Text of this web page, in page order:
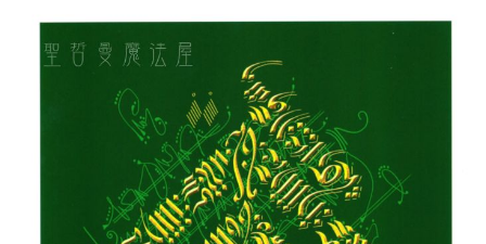
7-11取貨付款
每筆NT$80，滿NT$3,000(含以上)免運費
賣家宅配幫您送（台灣）
每筆NT$80，滿NT$3,000(含以上)免運費
郵局幫你送（離島）
每筆NT$80，滿NT$3,000(含以上)免運費